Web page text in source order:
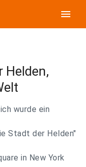
menu
Helden,
wurde ein
Stadt der Helden"
in New York